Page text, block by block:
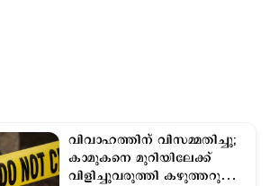
വിവാഹത്തിന് വിസമ്മതിച്ചു;
കാമുകനെ മുറിയിലേക്ക്
വിളിച്ചുവരുത്തി കഴുത്തറുത്ത്